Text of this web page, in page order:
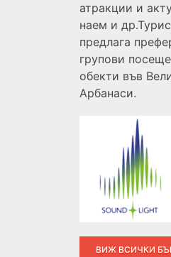
атракции и
наем и
предлага
групови
обекти във
Арбанаси.
ВИЖ ВСИЧКИ